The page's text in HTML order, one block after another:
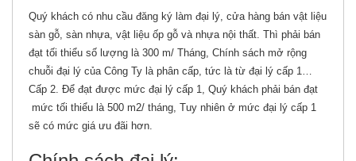
Quý khách có nhu cầu đăng ký làm đại lý, cửa hàng bán vật liệu
sàn gỗ, sàn nhựa, vật liệu ốp gỗ và nhựa nội thất. Thì phải bán
đạt tối thiểu số lượng là 300 m/ Tháng, Chính sách mở rộng
chuỗi đại lý của Công Ty là phân cấp, tức là từ đại lý cấp 1…
Cấp 2. Để đạt được mức đại lý cấp 1, Quý khách phải bán đạt
mức tối thiểu là 500 m2/ tháng, Tuy nhiên ở mức đại lý cấp 1
sẽ có mức giá ưu đãi hơn.